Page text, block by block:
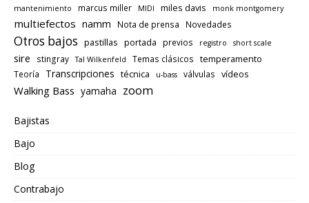
mantenimiento
marcus miller MIDI miles davis monk montgomery
multiefectos namm Nota de prensa Novedades
Otros bajos pastillas portada previos registro short scale
sire stingray Tal Wilkenfeld Temas clásicos temperamento
Teoría Transcripciones técnica u-bass válvulas vídeos
Walking Bass yamaha zoom
Bajistas
Bajo
Blog
Contrabajo